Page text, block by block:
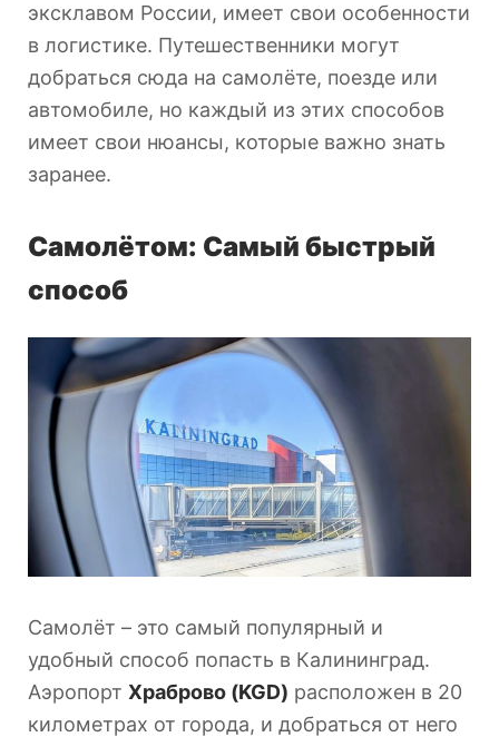
эксклавом России, имеет свои особенности
в логистике. Путешественники могут
добраться сюда на самолёте, поезде или
автомобиле, но каждый из этих способов
имеет свои нюансы, которые важно знать
заранее.
Самолётом: Самый быстрый
способ
Самолёт – это самый популярный и
удобный способ попасть в Калининград.
Аэропорт Храброво (KGD) расположен в 20
километрах от города, и добраться от него